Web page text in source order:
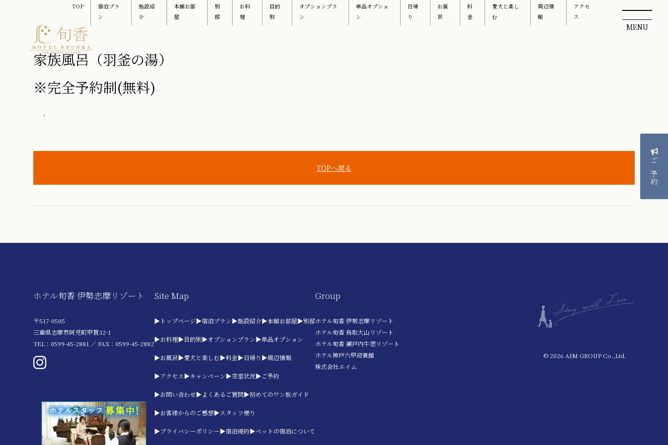
TOP
宿泊プラ
ン
施設紹
介
本館お部
屋
別
邸
お料
理
目的
別
オプションプラ
ン
単品オプショ
ン
日帰
り
お風
呂
料
金
愛犬と楽し
む
周辺情
報
アクセ
ス
ご予約
家族風呂（羽釜の湯）
※完全予約制(無料)
TOPへ戻る
ホテル旬香 伊勢志摩リゾート
〒517-0505
三重県志摩市阿児町甲賀32-1
TEL：0599-45-2881 ／ FAX：0599-45-2882
Site Map
▶トップページ▶宿泊プラン▶施設紹介▶本館お部屋▶別邸
▶お料理▶目的別▶オプションプラン▶単品オプション
▶お風呂▶愛犬と楽しむ▶料金▶日帰り ▶周辺情報
▶アクセス▶キャンペーン▶空室状況▶ご予約
▶お問い合わせ▶よくあるご質問▶初めてのワン旅ガイド
▶お客様からのご感想▶スタッフ便り
▶プライバシーポリシー▶宿泊規約▶ペットの宿泊について
Group
ホテル旬香 伊勢志摩リゾート
ホテル旬香 鳥取大山リゾート
ホテル旬香 瀬戸内牛窓リゾート
ホテル神戸六甲迎賓館
株式会社エイム
© 2026 AIM GROUP Co.,Ltd.
MENU